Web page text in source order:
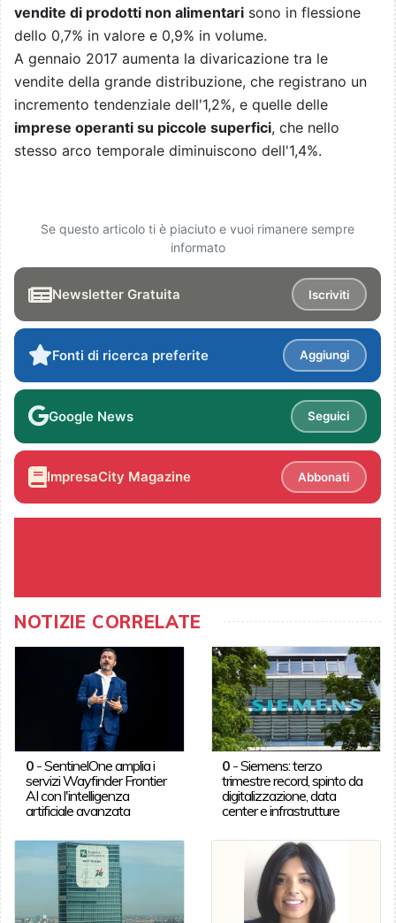
vendite di prodotti non alimentari sono in flessione
dello 0,7% in valore e 0,9% in volume.
A gennaio 2017 aumenta la divaricazione tra le
vendite della grande distribuzione, che registrano un
incremento tendenziale dell'1,2%, e quelle delle
imprese operanti su piccole superfici, che nello
stesso arco temporale diminuiscono dell'1,4%.
Se questo articolo ti è piaciuto e vuoi rimanere sempre
informato
Newsletter Gratuita Iscriviti
Fonti di ricerca preferite Aggiungi
Google News Seguici
ImpresaCity Magazine Abbonati
NOTIZIE CORRELATE
0-SentinelOne amplia i
servizi Wayfinder Frontier
AI con l'intelligenza
artificiale avanzata
0 -Siemens: terzo
trimestre record, spinto da
digitalizzazione, data
center e infrastrutture